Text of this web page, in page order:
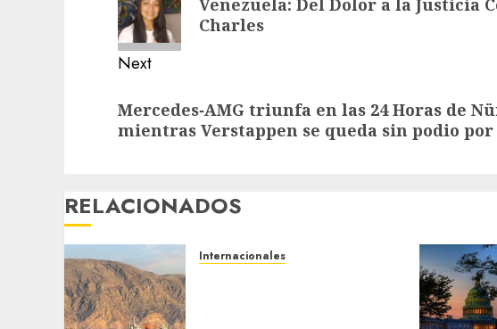
post:
Venezuela: Del Dolor a la Justicia
Charles
Next
post:
Mercedes‑AMG triunfa en las 24 Horas de
mientras Verstappen se queda sin podio
RELACIONADOS
Internacionales